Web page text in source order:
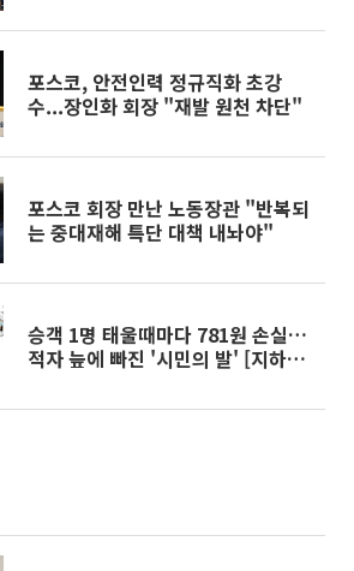
포스코, 안전인력 정규직화 초강
수...장인화 회장 "재발 원천 차단"
포스코 회장 만난 노동장관 "반복되
는 중대재해 특단 대책 내놔야"
승객 1명 태울때마다 781원 손실…
적자 늪에 빠진 '시민의 발' [지하철